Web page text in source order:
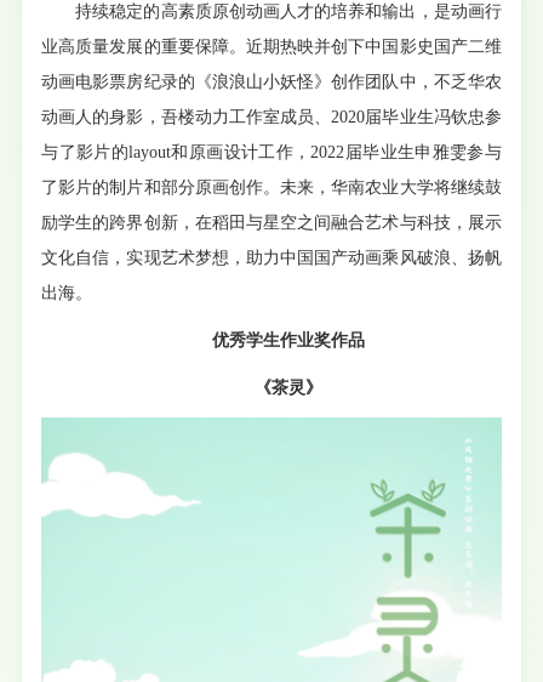
持续稳定的高素质原创动画人才的培养和输出，是动画行
业高质量发展的重要保障。 近期热映并创下中国影史国产二维
动画电影票房纪录的《浪浪山小妖怪》创作团队中，不乏华农
动画人的身影，吾楼动力工作室成员、2020届毕业生冯钦忠参
与了影片的layout和原画设计工作，2022届毕业生申雅雯参与
了影片的制片和部分原画创作。未来，华南农业大学将继续鼓
励学生的跨界创新，在稻田与星空之间融合艺术与科技，展示
文化自信，实现艺术梦想，助力中国国产动画乘风破浪、扬帆
出海。
优秀学生作业奖作品
《茶灵》